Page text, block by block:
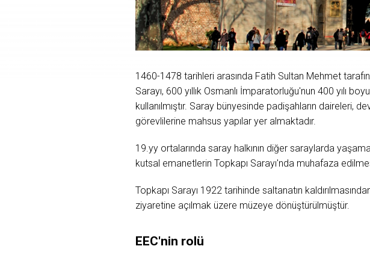
1460-1478 tarihleri arasında Fatih Sultan Mehmet
Sarayı, 600 yıllık Osmanlı İmparatorluğu'nun 400 yılı
kullanılmıştır. Saray bünyesinde padişahların daireleri,
görevlilerine mahsus yapılar yer almaktadır.
19.yy ortalarında saray halkının diğer saraylarda
kutsal emanetlerin Topkapı Sarayı'nda muhafaza
Topkapı Sarayı 1922 tarihinde saltanatın
ziyaretine açılmak üzere müzeye dönüştürülmüştür.
EEC'nin rolü